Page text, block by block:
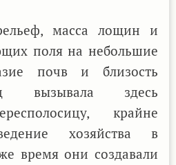
масса лощин и
поля на небольшие
почв и близость
вызывала здесь
крайне
хозяйства в
время они создавали